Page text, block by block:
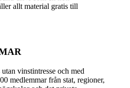
allt material gratis till
vinst­intresse och med
medlemmar från stat, regioner,